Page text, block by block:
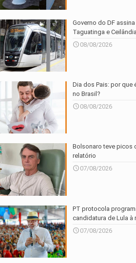
Governo do DF
Taguatinga e Ceilândia
08/08/2026
Dia dos Pais: por
no Brasil?
08/08/2026
Bolsonaro teve picos
relatório
07/08/2026
PT protocola
candidatura de Lula à
07/08/2026